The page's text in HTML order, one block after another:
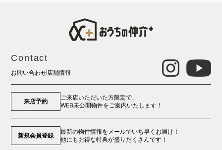
Contact
お問い合わせ店舗情報
来店予約
ご来店いただいた方限定で、
WEB未公開物件をご案内いたします！
新規会員登録
最新の物件情報をメールでいち早くお届け！
他にもお得な特典が盛りだくさんです！